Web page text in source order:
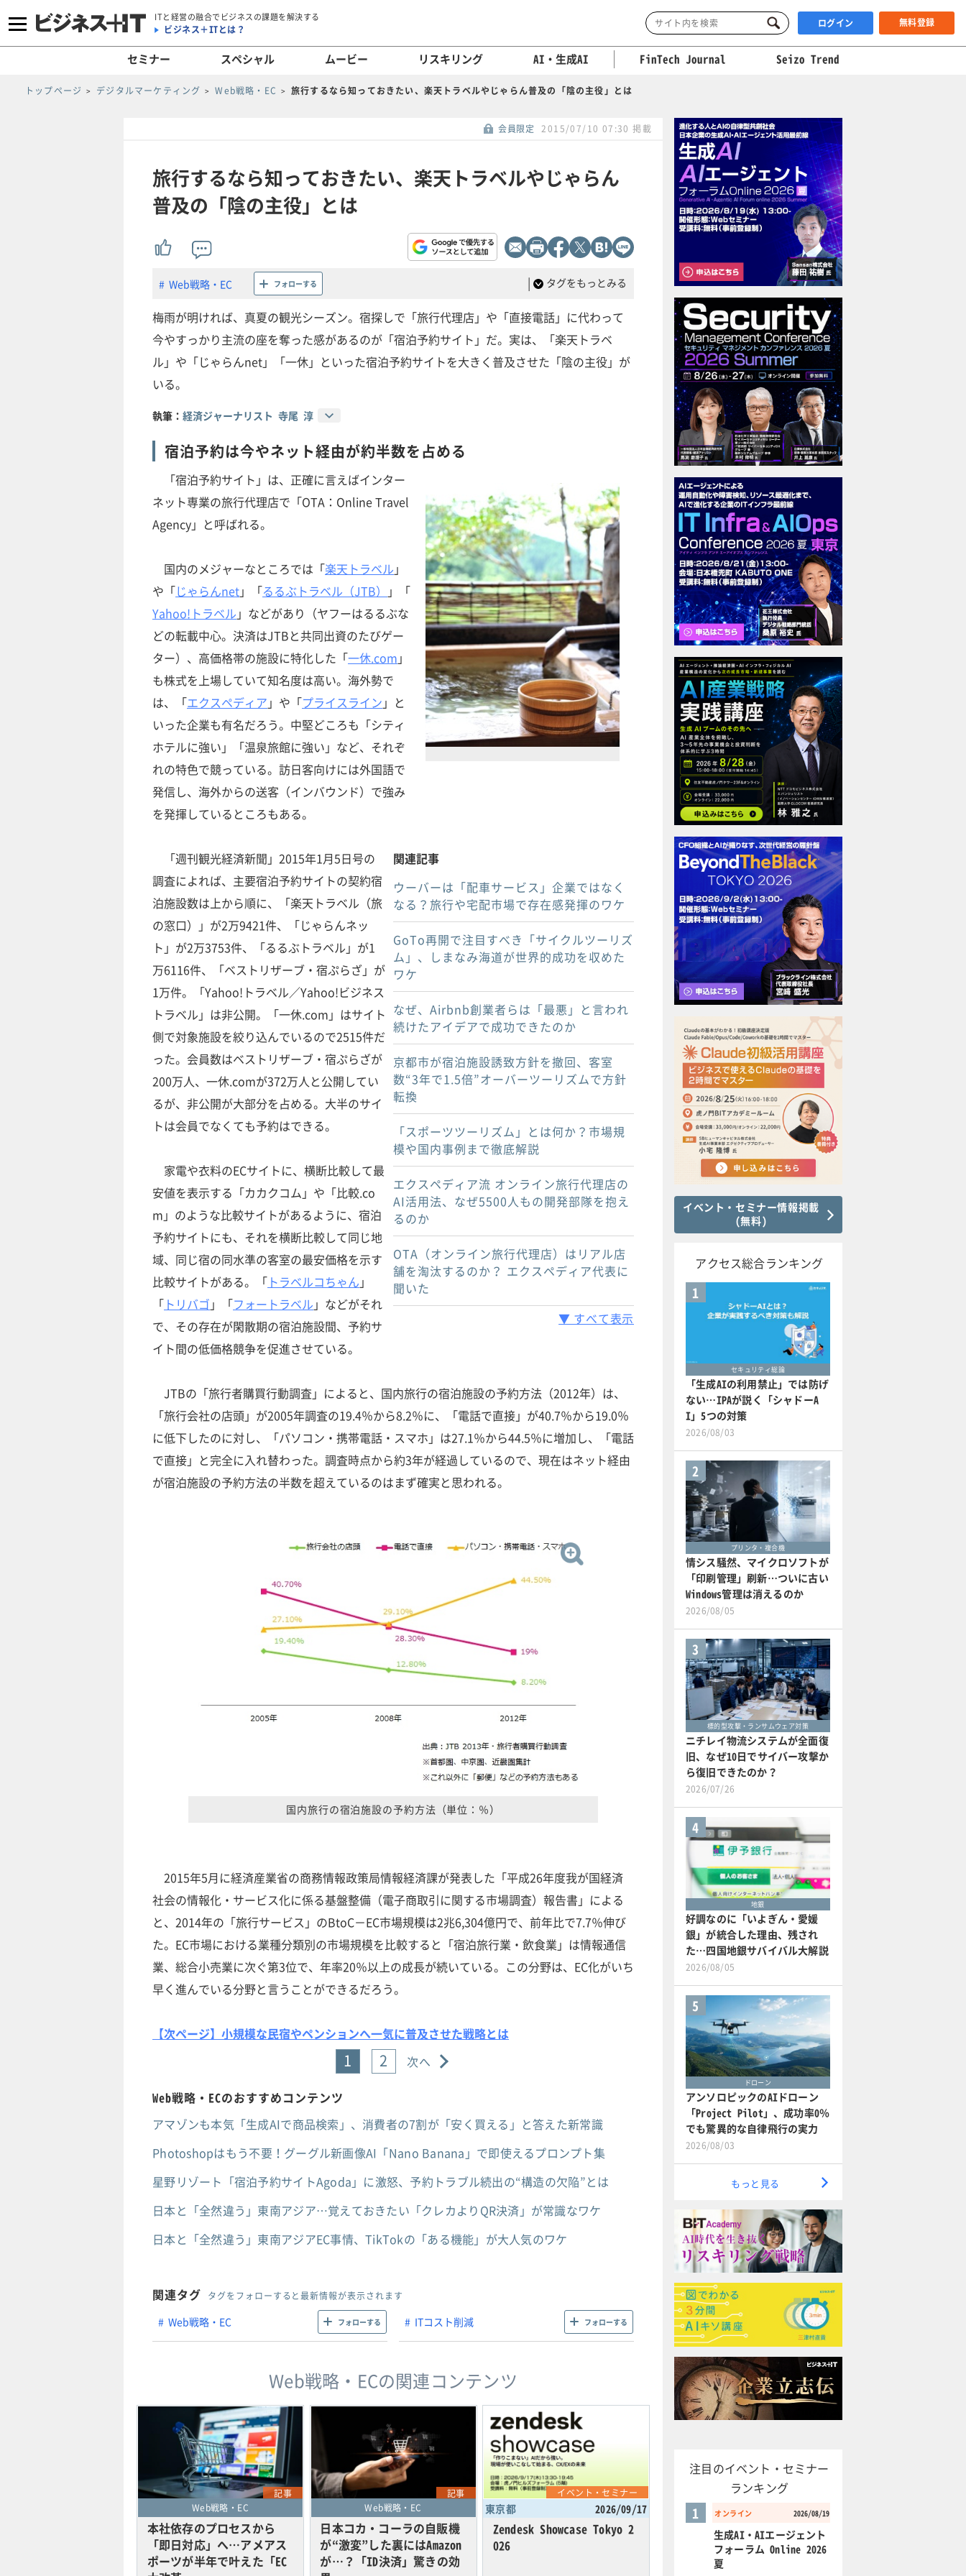
ITと経営の融合でビジネスの課題を解決する
ビジネス＋ITとは？ ログイン 無料登録
セミナー スペシャル ムービー リスキリング AI・生成AI FinTech Journal Seizo Trend
トップページ デジタルマーケティング Web戦略・EC 旅行するなら知っておきたい、楽天トラベルやじゃらん普及の「陰の主役」とは
会員限定 2015/07/10 07:30 掲載
旅行するなら知っておきたい、楽天トラベルやじゃらん
普及の「陰の主役」とは
Web戦略・EC フォローする | タグをもっとみる
梅雨が明ければ、真夏の観光シーズン。宿探しで「旅行代理店」や「直接電話」に代わって
今やすっかり主流の座を奪った感があるのが「宿泊予約サイト」だ。実は、「楽天トラベ
ル」や「じゃらんnet」「一休」といった宿泊予約サイトを大きく普及させた「陰の主役」が
いる。
執筆： 経済ジャーナリスト 寺尾 淳
宿泊予約は今やネット経由が約半数を占める
「宿泊予約サイト」は、正確に言えばインター
ネット専業の旅行代理店で「OTA：Online Travel
Agency」と呼ばれる。
国内のメジャーなところでは「楽天トラベル 」
や「じゃらんnet」「るるぶトラベル（JTB）
」「
Yahoo!トラベル 」などがあり（ヤフーはるるぶな
どの転載中心。決済はJTBと共同出資のたびゲー
ター）、高価格帯の施設に特化した「一休.com 」
も株式を上場していて知名度は高い。海外勢で
は、「エクスペディア 」や「プライスライン 」と
いった企業も有名だろう。中堅どころも「シティ
ホテルに強い」「温泉旅館に強い」など、それぞ
れの特色で競っている。訪日客向けには外国語で
発信し、海外からの送客（インバウンド）で強み
を発揮しているところもある。
関連記事
ウーバーは「配車サービス」企業ではなく
なる？旅行や宅配市場で存在感発揮のワケ
GoTo再開で注目すべき「サイクルツーリズ
ム」、しまなみ海道が世界的成功を収めた
ワケ
なぜ、Airbnb創業者らは「最悪」と言われ
続けたアイデアで成功できたのか
京都市が宿泊施設誘致方針を撤回、客室
数“3年で1.5倍”オーバーツーリズムで方針
転換
「スポーツツーリズム」とは何か？市場規
模や国内事例まで徹底解説
エクスペディア流 オンライン旅行代理店の
AI活用法、なぜ5500人もの開発部隊を抱え
るのか
OTA（オンライン旅行代理店）はリアル店
舗を淘汰するのか？ エクスペディア代表に
聞いた
▼ すべて表示
「週刊観光経済新聞」2015年1月5日号の
調査によれば、主要宿泊予約サイトの契約宿
泊施設数は上から順に、「楽天トラベル（旅
の窓口）」が2万9421件、「じゃらんネッ
ト」が2万3753件、「るるぶトラベル」が1
万6116件、「ベストリザーブ・宿ぷらざ」が
1万件。「Yahoo!トラベル／Yahoo!ビジネス
トラベル」は非公開。「一休.com」はサイト
側で対象施設を絞り込んでいるので2515件だ
った。会員数はベストリザーブ・宿ぷらざが
200万人、一休.comが372万人と公開してい
るが、非公開が大部分を占める。大半のサイ
トは会員でなくても予約はできる。
家電や衣料のECサイトに、横断比較して最
安値を表示する「カカクコム」や「比較.co
m」のような比較サイトがあるように、宿泊
予約サイトにも、それを横断比較して同じ地
域、同じ宿の同水準の客室の最安価格を示す
比較サイトがある。「 トラベルコちゃん 」
「 トリバゴ 」「フォートラベル 」などがそれ
で、その存在が閑散期の宿泊施設間、予約サ
イト間の低価格競争を促進させている。
JTBの「旅行者購買行動調査」によると、国内旅行の宿泊施設の予約方法（2012年）は、
「旅行会社の店頭」が2005年調査の19.4％から8.2％に、「電話で直接」が40.7％から19.0％
に低下したのに対し、「パソコン・携帯電話・スマホ」は27.1％から44.5％に増加し、「電話
で直接」と完全に入れ替わった。調査時点から約3年が経過しているので、現在はネット経由
が宿泊施設の予約方法の半数を超えているのはまず確実と思われる。
国内旅行の宿泊施設の予約方法（単位：％）
2015年5月に経済産業省の商務情報政策局情報経済課が発表した「平成26年度我が国経済
社会の情報化・サービス化に係る基盤整備（電子商取引に関する市場調査）報告書」による
と、2014年の「旅行サービス」のBtoC－EC市場規模は2兆6,304億円で、前年比で7.7％伸び
た。EC市場における業種分類別の市場規模を比較すると「宿泊旅行業・飲食業」は情報通信
業、総合小売業に次ぐ第3位で、年率20％以上の成長が続いている。この分野は、EC化がいち
早く進んでいる分野と言うことができるだろう。
【次ページ】小規模な民宿やペンションへ一気に普及させた戦略とは
1 2 次へ
Web戦略・ECのおすすめコンテンツ
アマゾンも本気「生成AIで商品検索」、消費者の7割が「安く買える」と答えた新常識
Photoshopはもう不要！グーグル新画像AI「Nano Banana」で即使えるプロンプト集
星野リゾート「宿泊予約サイトAgoda」に激怒、予約トラブル続出の“構造の欠陥”とは
日本と「全然違う」東南アジア…覚えておきたい「クレカよりQR決済」が常識なワケ
日本と「全然違う」東南アジアEC事情、TikTokの「ある機能」が大人気のワケ
関連タグ タグをフォローすると最新情報が表示されます
Web戦略・EC フォローする ITコスト削減 フォローする
Web戦略・ECの関連コンテンツ
記事
Web戦略・EC
本社依存のプロセスから
「即日対応」へ…アメアス
ポーツが半年で叶えた「EC
記事
Web戦略・EC
日本コカ・コーラの自販機
が“激変”した裏にはAmazon
が…？「ID決済」驚きの効
イベント・セミナー
東京都 2026/09/17
Zendesk Showcase Tokyo 2
026
イベント・セミナー情報掲載
(無料)
アクセス総合ランキング
1
セキュリティ総論
「生成AIの利用禁止」では防げ
ない…IPAが説く「シャドーA
I」5つの対策
2026/08/03
2
プリンタ・複合機
情シス騒然、マイクロソフトが
「印刷管理」刷新…ついに古い
Windows管理は消えるのか
2026/08/05
3
標的型攻撃・ランサムウェア対策
ニチレイ物流システムが全面復
旧、なぜ10日でサイバー攻撃か
ら復旧できたのか？
2026/07/26
4
地銀
好調なのに「いよぎん・愛媛
銀」が統合した理由、残され
た…四国地銀サバイバル大解説
2026/08/05
5
ドローン
アンソロピックのAIドローン
「Project Pilot」、成功率0％
でも驚異的な自律飛行の実力
2026/08/03
もっと見る
注目のイベント・セミナー
ランキング
オンライン 2026/08/19
1
生成AI・AIエージェント
フォーラム Online 2026
夏